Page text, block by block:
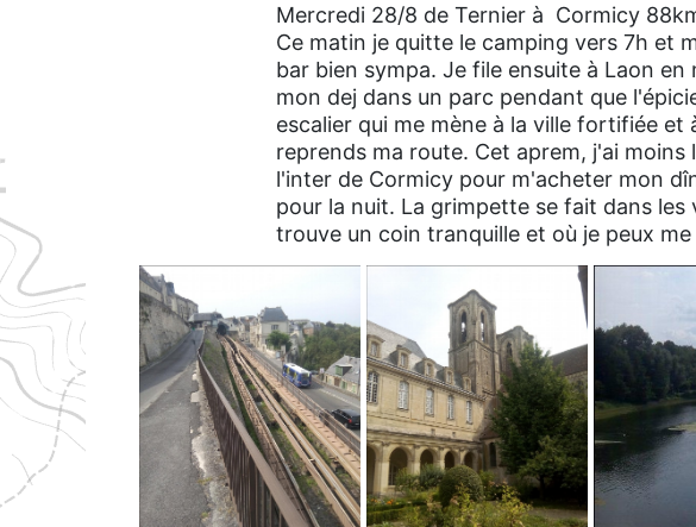
Mercredi 28/8 de Ternier à Cormicy
Ce matin je quitte le camping vers 7h et
bar bien sympa. Je file ensuite à Laon
mon dej dans un parc pendant que
escalier qui me mène à la ville fortifiée
reprends ma route. Cet aprem, j'ai
l'inter de Cormicy pour m'acheter mon
pour la nuit. La grimpette se fait dans
trouve un coin tranquille et où je peux